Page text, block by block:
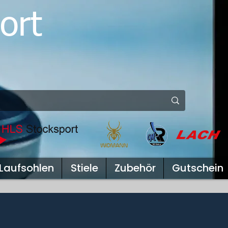
Laufsohlen Stiele Zubehör Gutschein